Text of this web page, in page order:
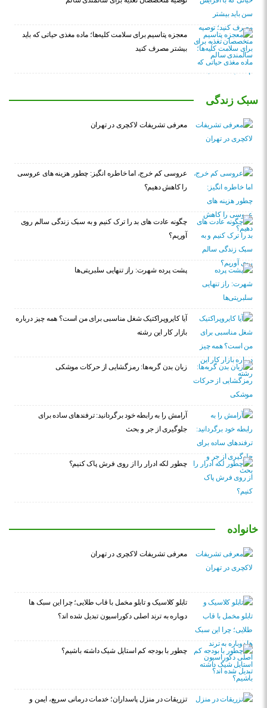
معجزه پتاسیم برای سلامت کلیه‌ها؛ ماده مغذی حیاتی که باید
بیشتر مصرف کنید
سبک زندگی
معرفی تشریفات لاکچری در تهران
عروسی کم خرج، اما خاطره انگیز: چطور هزینه های عروسی
را کاهش دهیم؟
چگونه عادت‌ های بد را ترک کنیم و به سبک زندگی سالم روی
آوریم؟
پشت پرده شهرت: راز تنهایی سلبریتی‌ها
آیا کایروپراکتیک شغل مناسبی برای من است؟ همه چیز درباره
بازار کار این رشته
زبان بدن گربه‌ها: رمزگشایی از حرکات موشکی
آرامش را به رابطه خود برگردانید: ترفندهای ساده برای
جلوگیری از جر و بحث
چطور لکه ادرار را از روی فرش پاک کنیم؟
خانواده
معرفی تشریفات لاکچری در تهران
تابلو کلاسیک و تابلو مخمل با قاب طلایی؛ چرا این سبک ها
دوباره به ترند اصلی دکوراسیون تبدیل شده اند؟
چطور با بودجه کم استایل شیک داشته باشیم؟
تزریقات در منزل پاسداران؛ خدمات درمانی سریع، ایمن و